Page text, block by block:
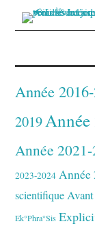
Année
2019
Année
2023-2024 Année
scientifique
Ek°Phra°Sis